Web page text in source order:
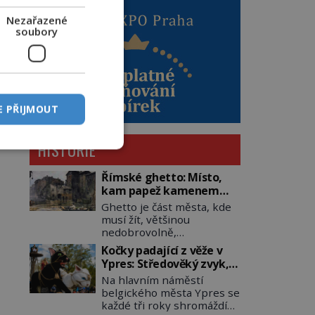
HISTORIE
Římské ghetto: Místo,
kam papež kamenem
dohodil
Ghetto je část města, kde
musí žít, většinou
nedobrovolně,
náboženská, rasová nebo
národnostní menšina
obyvatel. Bohaté
historické zkušenosti mají
s takovým životem Židé. Už
od středověku jsou totiž v
Kočky padající z věže v
Ypres: Středověký zvyk,
který dodnes budí
rozpaky
Na hlavním náměstí
belgického města Ypres se
každé tři roky shromáždí
Nezařazené
soubory
PŘIJMOUT